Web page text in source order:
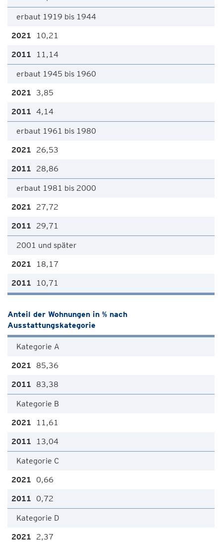
erbaut 1919 bis 1944
10,21
11,14
erbaut 1945 bis 1960
3,85
4,14
erbaut 1961 bis 1980
26,53
28,86
erbaut 1981 bis 2000
27,72
29,71
2001 und später
18,17
10,71
Anteil der Wohnungen in % nach
Ausstattungskategorie
Kategorie A
85,36
83,38
Kategorie B
11,61
13,04
Kategorie C
0,66
0,72
Kategorie D
2,37